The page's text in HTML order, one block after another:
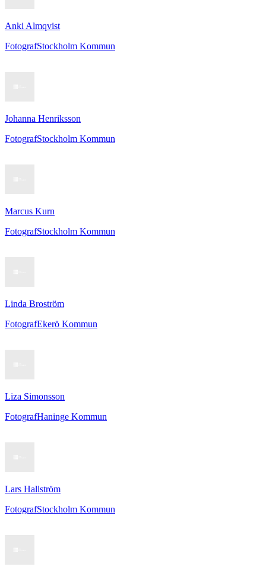
Anki Almqvist
FotografStockholm Kommun
Johanna Henriksson
FotografStockholm Kommun
Marcus Kurn
FotografStockholm Kommun
Linda Broström
FotografEkerö Kommun
Liza Simonsson
FotografHaninge Kommun
Lars Hallström
FotografStockholm Kommun